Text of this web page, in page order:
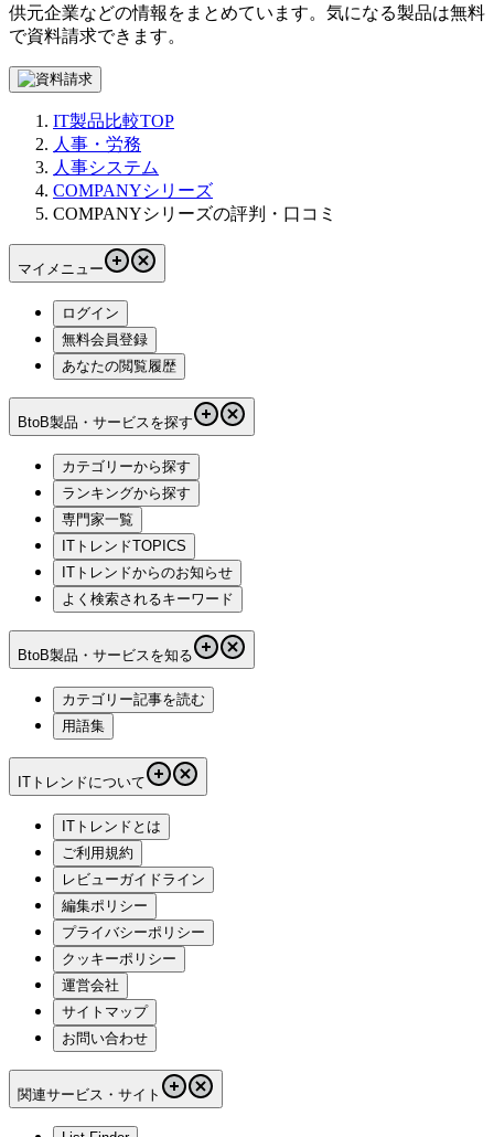
供元企業などの情報をまとめています。気になる製品は無料
で資料請求できます。
IT製品比較TOP
人事・労務
人事システム
COMPANYシリーズ
COMPANYシリーズの評判・口コミ
マイメニュー
ログイン
無料会員登録
あなたの閲覧履歴
BtoB製品・サービスを探す
カテゴリーから探す
ランキングから探す
専門家一覧
ITトレンドTOPICS
ITトレンドからのお知らせ
よく検索されるキーワード
BtoB製品・サービスを知る
カテゴリー記事を読む
用語集
ITトレンドについて
ITトレンドとは
ご利用規約
レビューガイドライン
編集ポリシー
プライバシーポリシー
クッキーポリシー
運営会社
サイトマップ
お問い合わせ
関連サービス・サイト